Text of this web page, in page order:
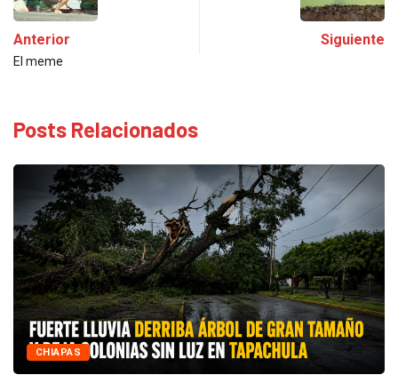
Anterior
El meme
Siguiente
Posts Relacionados
CHIAPAS